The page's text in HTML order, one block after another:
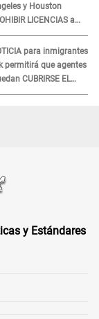
y Houston
LICENCIAS a
ESTE
para inmigrantes
permitirá que agentes
CUBRIRSE EL
y Estándares